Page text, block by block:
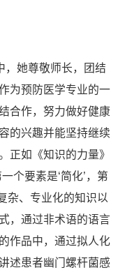
，她尊敬师长，团结
为预防医学专业的一
合作，努力做好健康
的兴趣并能坚持继续
正如《知识的力量》
个要素是‘简化’，第
杂、专业化的知识以
，通过非术语的语言
作品中，通过拟人化
述患者幽门螺杆菌感